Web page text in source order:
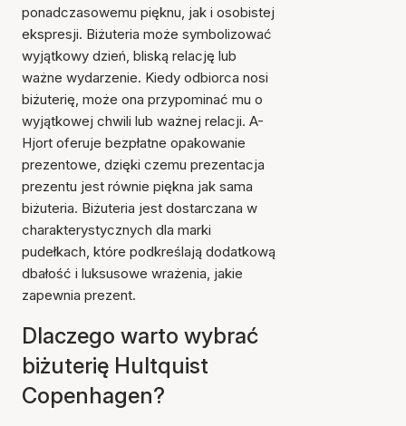
ponadczasowemu pięknu, jak i osobistej
ekspresji. Biżuteria może symbolizować
wyjątkowy dzień, bliską relację lub
ważne wydarzenie. Kiedy odbiorca nosi
biżuterię, może ona przypominać mu o
wyjątkowej chwili lub ważnej relacji. A-
Hjort oferuje bezpłatne opakowanie
prezentowe, dzięki czemu prezentacja
prezentu jest równie piękna jak sama
biżuteria. Biżuteria jest dostarczana w
charakterystycznych dla marki
pudełkach, które podkreślają dodatkową
dbałość i luksusowe wrażenia, jakie
zapewnia prezent.
Dlaczego warto wybrać
biżuterię Hultquist
Copenhagen?